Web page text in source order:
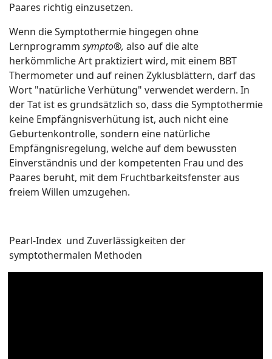
Paares richtig einzusetzen.
Wenn die Symptothermie hingegen ohne
Lernprogramm sympto®, also auf die alte
herkömmliche Art praktiziert wird, mit einem BBT
Thermometer und auf reinen Zyklusblättern, darf das
Wort "natürliche Verhütung" verwendet werdern. In
der Tat ist es grundsätzlich so, dass die Symptothermie
keine Empfängnisverhütung ist, auch nicht eine
Geburtenkontrolle, sondern eine natürliche
Empfängnisregelung, welche auf dem bewussten
Einverständnis und der kompetenten Frau und des
Paares beruht, mit dem Fruchtbarkeitsfenster aus
freiem Willen umzugehen.
Pearl-Index und Zuverlässigkeiten der
symptothermalen Methoden